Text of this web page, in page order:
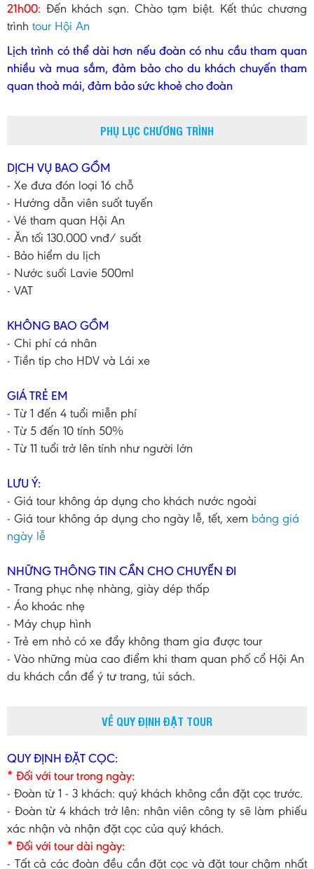
21h00: Đến khách sạn. Chào tạm biệt. Kết thúc chương
trình tour Hội An
Lịch trình có thể dài hơn nếu đoàn có nhu cầu tham quan
nhiều và mua sắm, đảm bảo cho du khách chuyến tham
quan thoả mái, đảm bảo sức khoẻ cho đoàn
PHỤ LỤC CHƯƠNG TRÌNH
DỊCH VỤ BAO GỒM
- Xe đưa đón loại 16 chỗ
- Hướng dẫn viên suốt tuyến
- Vé tham quan Hội An
- Ăn tối 130.000 vnđ/ suất
- Bảo hiểm du lịch
- Nước suối Lavie 500ml
- VAT
KHÔNG BAO GỒM
- Chi phí cá nhân
- Tiền tip cho HDV và Lái xe
GIÁ TRẺ EM
- Từ 1 đến 4 tuổi miễn phí
- Từ 5 đến 10 tính 50%
- Từ 11 tuổi trở lên tính như người lớn
LƯU Ý:
- Giá tour không áp dụng cho khách nước ngoài
- Giá tour không áp dụng cho ngày lễ, tết, xem bảng giá
ngày lễ
NHỮNG THÔNG TIN CẦN CHO CHUYẾN ĐI
- Trang phục nhẹ nhàng, giày dép thấp
- Áo khoác nhẹ
- Máy chụp hình
- Trẻ em nhỏ có xe đẩy không tham gia được tour
- Vào những mùa cao điểm khi tham quan phố cổ Hội An
du khách cần để ý tư trang, túi sách.
VỀ QUY ĐỊNH ĐẶT TOUR
QUY ĐỊNH ĐẶT CỌC:
* Đối với tour trong ngày:
- Đoàn từ 1 - 3 khách: quý khách không cần đặt cọc trước.
- Đoàn từ 4 khách trở lên: nhân viên công ty sẽ làm phiếu
xác nhận và nhận đặt cọc của quý khách.
* Đối với tour dài ngày:
- Tất cả các đoàn đều cần đặt cọc và đặt tour chậm nhất